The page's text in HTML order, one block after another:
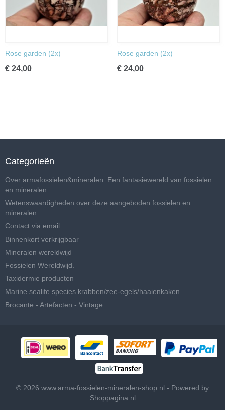
Rose garden (2x)
€ 24,00
Rose garden (2x)
€ 24,00
Categorieën
Over armafossielen&mineralen: Een fantasiewereld van fossielen
en mineralen
Wetenswaardigheden over deze aangeboden fossielen en
mineralen
Contact via email .
Binnenkort verkrijgbaar
Mineralen wereldwijd
Fossielen Wereldwijd.
Taxidermie producten
Marine sealife species krabben/zee-egels/haaienkaken
Brocante - Artefacten - Vintage
© 2026 www.arma-fossielen-mineralen-shop.nl - Powered by
Shoppagina.nl